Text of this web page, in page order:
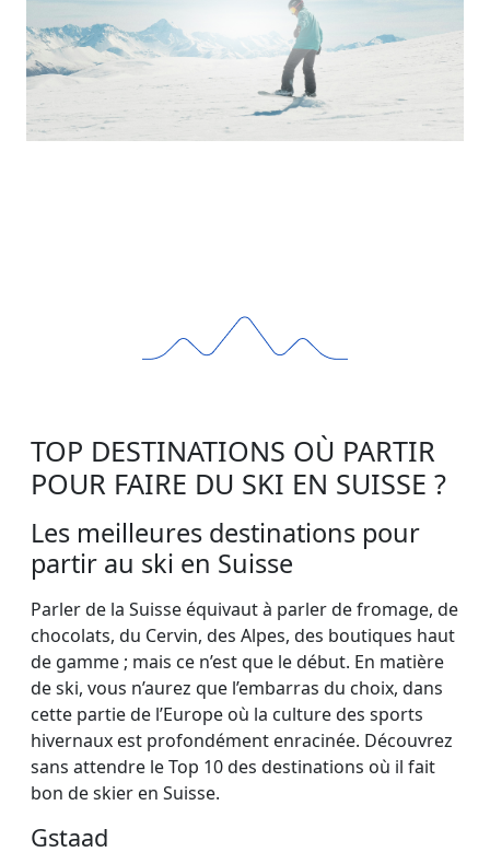
TOP DESTINATIONS OÙ PARTIR
POUR FAIRE DU SKI EN SUISSE ?
Les meilleures destinations pour
partir au ski en Suisse
Parler de la Suisse équivaut à parler de fromage, de
chocolats, du Cervin, des Alpes, des boutiques haut
de gamme ; mais ce n’est que le début. En matière
de ski, vous n’aurez que l’embarras du choix, dans
cette partie de l’Europe où la culture des sports
hivernaux est profondément enracinée. Découvrez
sans attendre le Top 10 des destinations où il fait
bon de skier en Suisse.
Gstaad